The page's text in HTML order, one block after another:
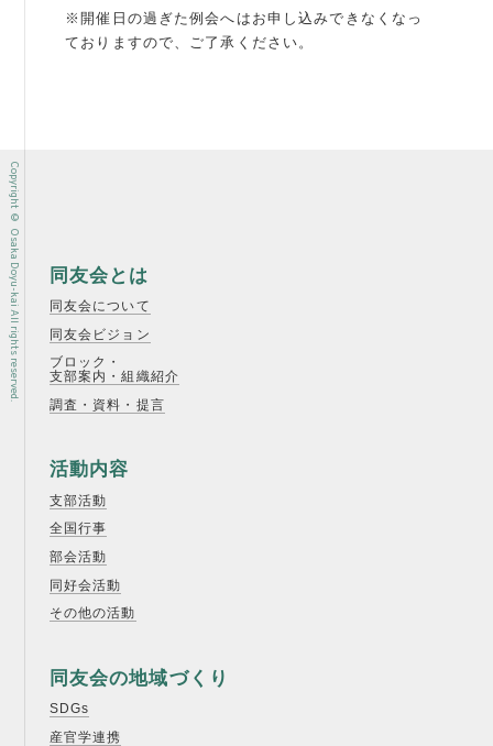
※開催日の過ぎた例会へはお申し込みできなくなっ
ておりますので、ご了承ください。
同友会とは
同友会について
同友会ビジョン
ブロック・
支部案内・組織紹介
調査・資料・提言
活動内容
支部活動
全国行事
部会活動
同好会活動
その他の活動
同友会の地域づくり
SDGs
産官学連携
Copyright © Osaka Doyu-kai All rights reserved.